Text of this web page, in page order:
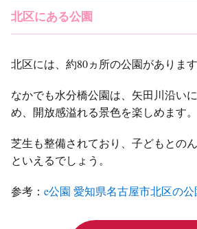
北区にある公園
北区には、約80ヵ所の公園があります
なかでも水分橋公園は、矢田川沿い
め、開放感溢れる景色を楽しめます。
芝生も整備されており、子どもとの
といえるでしょう。
参考：e公園 愛知県名古屋市北区の